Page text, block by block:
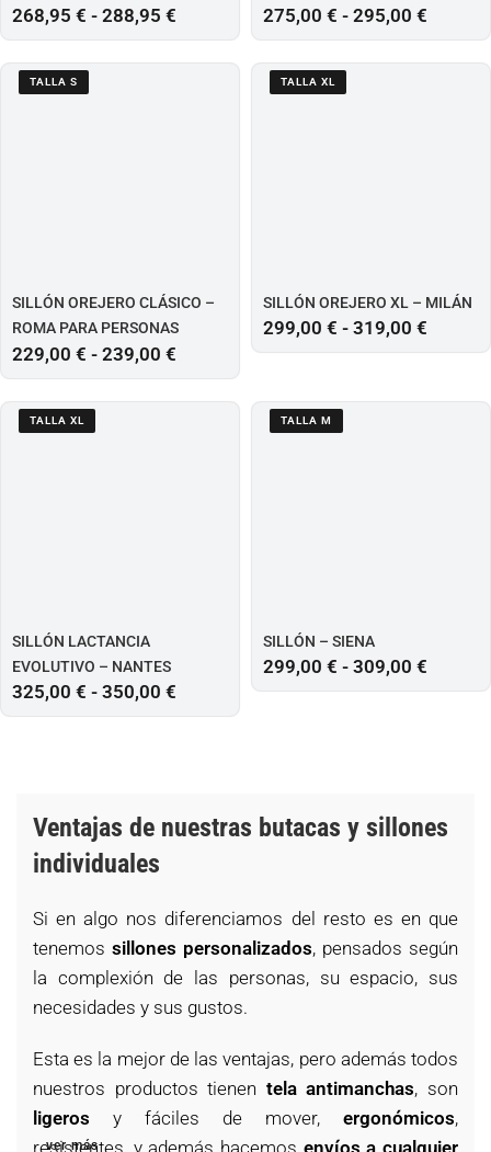
268,95 € - 288,95 € 275,00 € - 295,00 €
TALLA S
SILLÓN OREJERO CLÁSICO –
ROMA PARA PERSONAS
BAJAS – TALLA S
229,00 € - 239,00 €
TALLA XL
SILLÓN OREJERO XL – MILÁN
299,00 € - 319,00 €
TALLA XL
SILLÓN LACTANCIA
EVOLUTIVO – NANTES
325,00 € - 350,00 €
TALLA M
SILLÓN – SIENA
299,00 € - 309,00 €
Ventajas de nuestras butacas y sillones
individuales
Si en algo nos diferenciamos del resto es en que
tenemos sillones personalizados, pensados según
la complexión de las personas, su espacio, sus
necesidades y sus gustos.
Esta es la mejor de las ventajas, pero además todos
nuestros productos tienen tela antimanchas, son
ligeros y fáciles de mover, ergonómicos,
ver más